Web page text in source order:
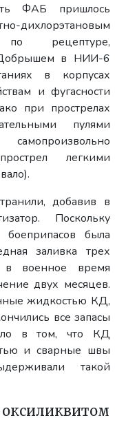
ФАБ пришлось
дихлорэтановым
по рецептуре,
в НИИ-6
в корпусах
и фугасности
при прострелах
пулями
легкими
добавив в
Поскольку
боеприпасов была
заливка трех
в военное время
двух месяцев.
жидкостью КД,
все запасы
в том, что КД
и сварные швы
такой